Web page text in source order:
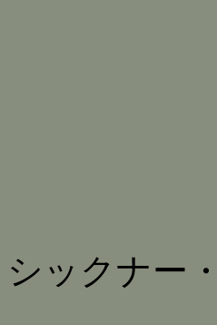
シックナー